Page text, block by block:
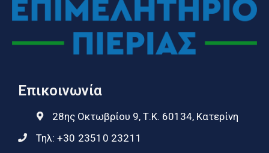
Επικοινωνία
28ης Οκτωβρίου 9, Τ.Κ. 60134, Κατερίνη
Τηλ: +30 23510 23211